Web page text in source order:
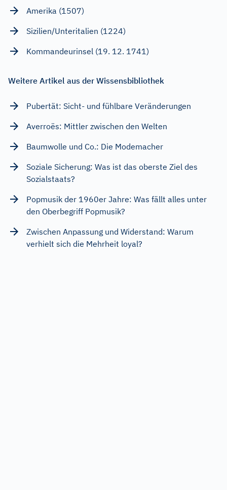
Amerika (1507)
Sizilien/Unteritalien (1224)
Kommandeurinsel (19. 12. 1741)
Weitere Artikel aus der Wissensbibliothek
Pubertät: Sicht- und fühlbare Veränderungen
Averroës: Mittler zwischen den Welten
Baumwolle und Co.: Die Modemacher
Soziale Sicherung: Was ist das oberste Ziel des
Sozialstaats?
Popmusik der 1960er Jahre: Was fällt alles unter
den Oberbegriff Popmusik?
Zwischen Anpassung und Widerstand: Warum
verhielt sich die Mehrheit loyal?